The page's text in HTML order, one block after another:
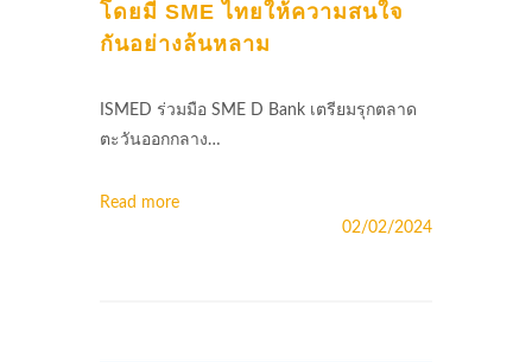
โดยมี SME ไทยให้ความสนใจ
กันอย่างล้นหลาม
ISMED ร่วมมือ SME D Bank เตรียมรุกตลาด
ตะวันออกกลาง…
Read more
02/02/2024